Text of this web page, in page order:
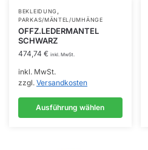
BEKLEIDUNG
PARKAS/MÄNTEL/UMHÄNGE
OFFZ.LEDERMANTEL
SCHWARZ
474,74 € inkl. MwSt.
inkl. MwSt.
zzgl. Versandkosten
Ausführung wählen
Dieses
Produkt
weist
mehrere
Varianten
auf.
Die
Optionen